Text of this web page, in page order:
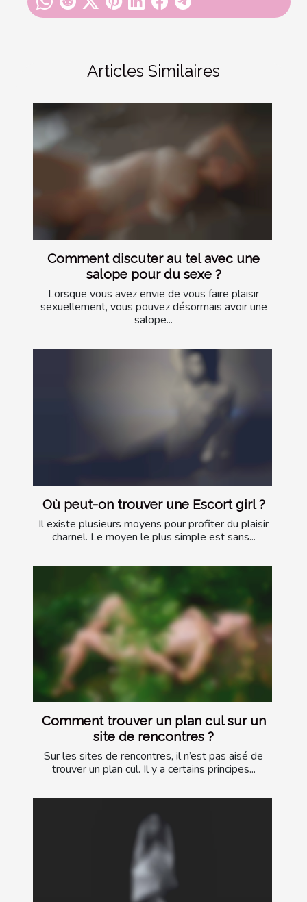
Articles Similaires
Comment discuter au tel avec une
salope pour du sexe ?
Lorsque vous avez envie de vous faire plaisir
sexuellement, vous pouvez désormais avoir une
salope...
Où peut-on trouver une Escort girl ?
Il existe plusieurs moyens pour profiter du plaisir
charnel. Le moyen le plus simple est sans...
Comment trouver un plan cul sur un
site de rencontres ?
Sur les sites de rencontres, il n’est pas aisé de
trouver un plan cul. Il y a certains principes...